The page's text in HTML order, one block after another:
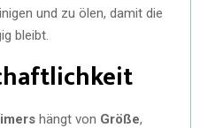
und zu ölen, damit die
bleibt.
hängt von Größe,